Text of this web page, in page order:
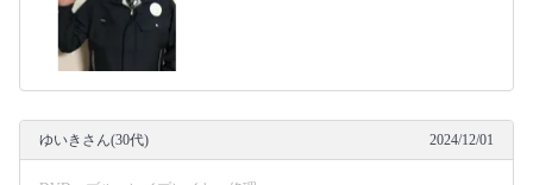
ゆいきさん(30代) 2024/12/01